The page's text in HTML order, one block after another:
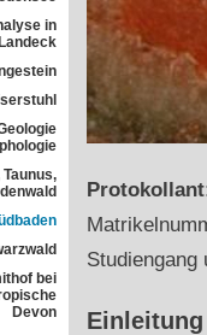
in
bei
Devon
Einleitung